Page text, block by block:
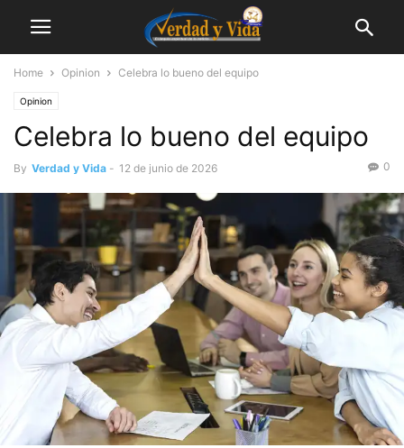
Home Opinion Celebra lo bueno del equipo
Opinion
Celebra lo bueno del equipo
By Verdad y Vida - 12 de junio de 2026 0